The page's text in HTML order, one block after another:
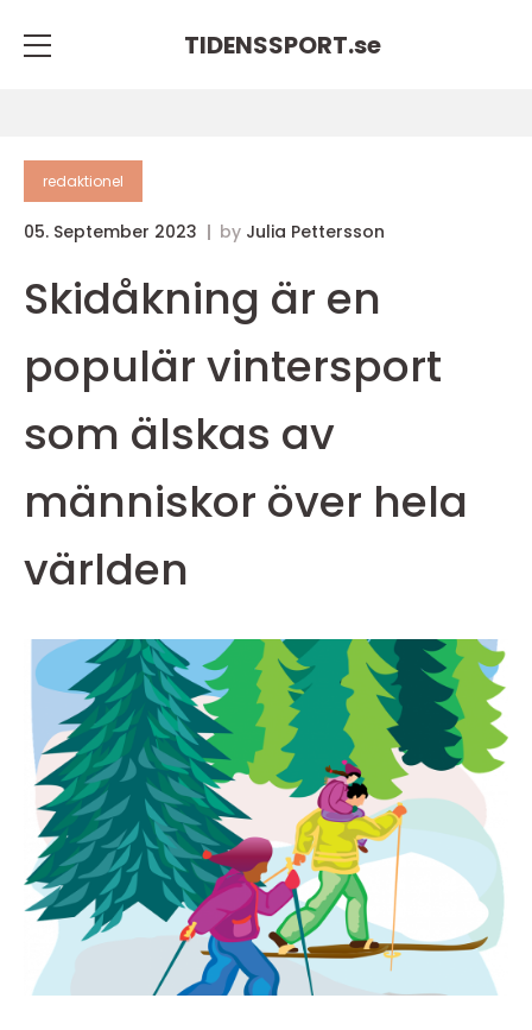
TIDENSSPORT.se
redaktionel
05. September 2023 by Julia Pettersson
Skidåkning är en
populär vintersport
som älskas av
människor över hela
världen